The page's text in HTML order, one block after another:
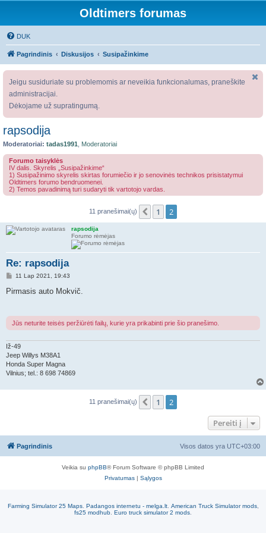
Oldtimers forumas
DUK
Pagrindinis Diskusijos Susipažinkime
Jeigu susiduriate su problemomis ar neveikia funkcionalumas, praneškite
administracijai.
Dėkojame už supratingumą.
rapsodija
Moderatoriai: tadas1991 Moderatoriai
Forumo taisyklės
IV dalis. Skyrelis „Susipažinkime“
1) Susipažinimo skyrelis skirtas forumiečio ir jo senovinės technikos prisistatymui
Oldtimers forumo bendruomenei.
2) Temos pavadinimą turi sudaryti tik vartotojo vardas.
11 pranešimai(ų) Ankstesnis
1 2
rapsodija
Forumo rėmėjas
Re: rapsodija
S
a
r
t
i
n
ė
11 Lap 2021, 19:43
Pirmasis auto Mokvič.
Jūs neturite teisės peržiūrėti failų, kurie yra prikabinti prie šio pranešimo.
Iž-49
Jeep Willys M38A1
Honda Super Magna
Vilnius; tel.: 8 698 74869
11 pranešimai(ų) Ankstesnis
1
2
Pereiti į
Pagrindinis Visos datos yra UTC+03:00
Veikia su phpBB® Forum Software © phpBB Limited
Privatumas| Sąlygos
Farming Simulator 25 Maps. Padangos internetu - melga.lt. American Truck Simulator mods,
fs25 modhub Euro truck simulator 2 mods